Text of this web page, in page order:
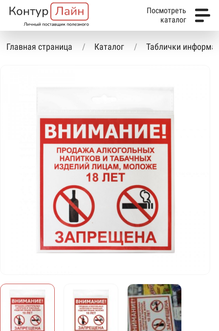
Посмотреть
каталог
Главная страница Каталог Таблички